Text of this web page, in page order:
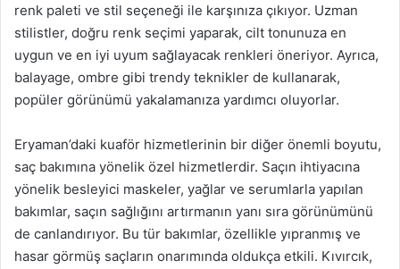
renk paleti ve stil seçeneği ile karşınıza çıkıyor. Uzman
stilistler, doğru renk seçimi yaparak, cilt tonunuza en
uygun ve en iyi uyum sağlayacak renkleri öneriyor. Ayrıca,
balayage, ombre gibi trendy teknikler de kullanarak,
popüler görünümü yakalamanıza yardımcı oluyorlar.
Eryaman’daki kuaför hizmetlerinin bir diğer önemli boyutu,
saç bakımına yönelik özel hizmetlerdir. Saçın ihtiyacına
yönelik besleyici maskeler, yağlar ve serumlarla yapılan
bakımlar, saçın sağlığını artırmanın yanı sıra görünümünü
de canlandırıyor. Bu tür bakımlar, özellikle yıpranmış ve
hasar görmüş saçların onarımında oldukça etkili. Kıvırcık,